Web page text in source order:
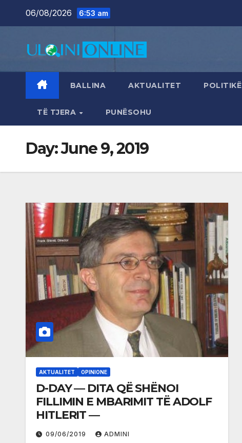
06/08/2026 6:53 am
BALLINA AKTUALITET POLITIKË
TË TJERA PUNËSOHU
Day:June 9, 2019
AKTUALITET OPINIONE
D-DAY — DITA QË SHËNOI
FILLIMIN E MBARIMIT TË ADOLF
HITLERIT —
09/06/2019 ADMINI